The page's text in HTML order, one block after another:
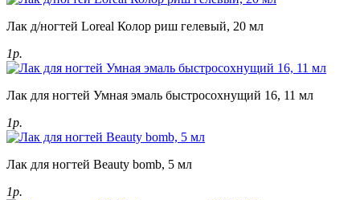
Лак д/ногтей Loreal Колор риш гелевый, 20 мл
1р.
Лак для ногтей Умная эмаль быстросохнущий 16, 11 мл
1р.
Лак для ногтей Beauty bomb, 5 мл
1р.